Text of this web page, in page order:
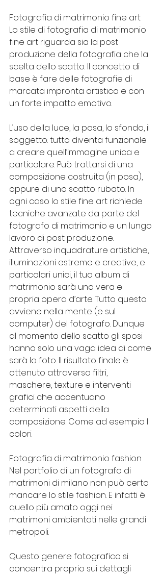
Fotografia di matrimonio fine art
Lo stile di fotografia di matrimonio
fine art riguarda sia la post
produzione della fotografia che la
scelta dello scatto. Il concetto di
base è fare delle fotografie di
marcata impronta artistica e con
un forte impatto emotivo.
L’uso della luce, la posa, lo sfondo, il
soggetto: tutto diventa funzionale
a creare quell’immagine unica e
particolare. Può trattarsi di una
composizione costruita (in posa),
oppure di uno scatto rubato. In
ogni caso lo stile fine art richiede
tecniche avanzate da parte del
fotografo di matrimonio e un lungo
lavoro di post produzione.
Attraverso inquadrature artistiche,
illuminazioni estreme e creative, e
particolari unici, il tuo album di
matrimonio sarà una vera e
propria opera d’arte. Tutto questo
avviene nella mente (e sul
computer) del fotografo. Dunque
al momento dello scatto gli sposi
hanno solo una vaga idea di come
sarà la foto. Il risultato finale è
ottenuto attraverso filtri,
maschere, texture e interventi
grafici che accentuano
determinati aspetti della
composizione. Come ad esempio I
colori.
Fotografia di matrimonio fashion
Nel portfolio di un fotografo di
matrimoni di milano non può certo
mancare lo stile fashion. E infatti è
quello più amato oggi nei
matrimoni ambientati nelle grandi
metropoli.
Questo genere fotografico si
concentra proprio sui dettagli